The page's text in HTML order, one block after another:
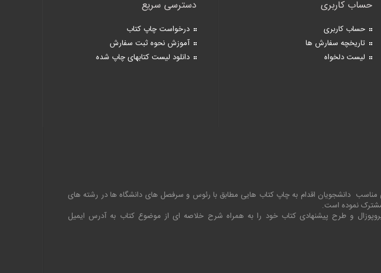
حساب کاربری
حساب کاربری
تاریخچه سفارش ها
لیست دلخواه
دسترسی سریع
درخواست چاپ کتاب
آموزش نحوه ثبت سفارش
دانلود لیست کتابهای چاپ شده
مناسب دانشجویان اقدام به چاپ کتاب هایی مطابق با رئوس و سرفصل های دانشگاه ها در رشته های
مشترک نموده است.
و طرح پیشنهادی کتاب خود را به همراه شرح خلاصه ای از موضوع کتاب به آدرس ایمیل